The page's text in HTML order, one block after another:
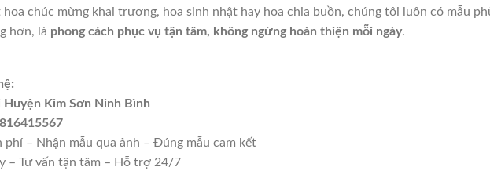
hoa chúc mừng khai trương, hoa sinh nhật hay hoa chia buồn, chúng tôi luôn có mẫu
hơn, là phong cách phục vụ tận tâm, không ngừng hoàn thiện mỗi ngày.
Huyện Kim Sơn Ninh Bình
phí – Nhận mẫu qua ảnh – Đúng mẫu cam kết
– Tư vấn tận tâm – Hỗ trợ 24/7